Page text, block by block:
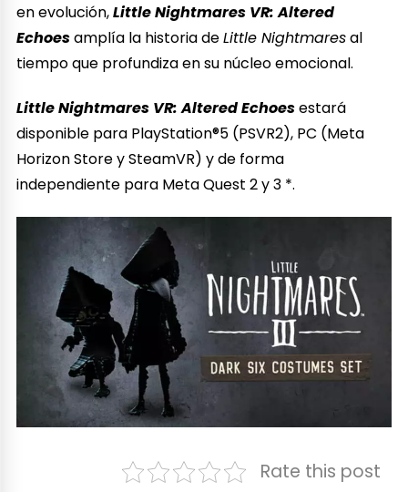
en evolución,Little Nightmares VR: Altered
Echoesamplía la historia deLittle Nightmaresal
tiempo que profundiza en su núcleo emocional.
Little Nightmares VR: Altered Echoesestará
disponible para PlayStation®5 (PSVR2), PC (Meta
Horizon Store y SteamVR) y de forma
independiente para Meta Quest 2 y 3 *.
Rate this post